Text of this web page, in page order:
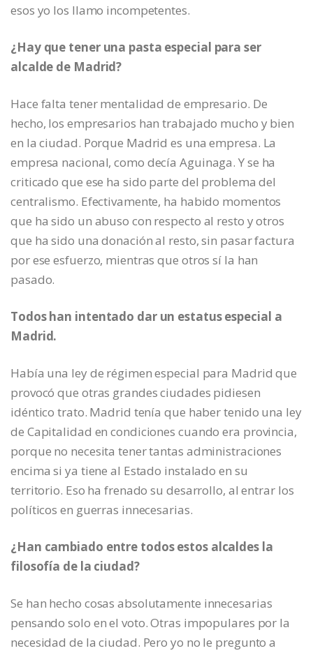
esos yo los llamo incompetentes.
¿Hay que tener una pasta especial para ser
alcalde de Madrid?
Hace falta tener mentalidad de empresario. De
hecho, los empresarios han trabajado mucho y bien
en la ciudad. Porque Madrid es una empresa. La
empresa nacional, como decía Aguinaga. Y se ha
criticado que ese ha sido parte del problema del
centralismo. Efectivamente, ha habido momentos
que ha sido un abuso con respecto al resto y otros
que ha sido una donación al resto, sin pasar factura
por ese esfuerzo, mientras que otros sí la han
pasado.
Todos han intentado dar un estatus especial a
Madrid.
Había una ley de régimen especial para Madrid que
provocó que otras grandes ciudades pidiesen
idéntico trato. Madrid tenía que haber tenido una ley
de Capitalidad en condiciones cuando era provincia,
porque no necesita tener tantas administraciones
encima si ya tiene al Estado instalado en su
territorio. Eso ha frenado su desarrollo, al entrar los
políticos en guerras innecesarias.
¿Han cambiado entre todos estos alcaldes la
filosofía de la ciudad?
Se han hecho cosas absolutamente innecesarias
pensando solo en el voto. Otras impopulares por la
necesidad de la ciudad. Pero yo no le pregunto a